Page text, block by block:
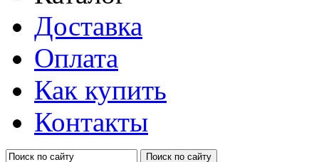
Доставка
Оплата
Как купить
Контакты
Поиск по сайту